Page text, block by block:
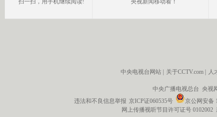
扫一扫，用手机继续阅读! 央视新闻移动看！
中央电视台网站 关于CCTV.com 人
中央广播电视总台 央视
违法和不良信息举报 京ICP证060535号
京公网安备
网上传播视听节目许可证号 0102002